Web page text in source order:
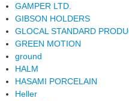
GAMPER LTD.
GIBSON HOLDERS
GLOCAL STANDARD
GREEN MOTION
ground
HALM
HASAMI PORCELAIN
Heller